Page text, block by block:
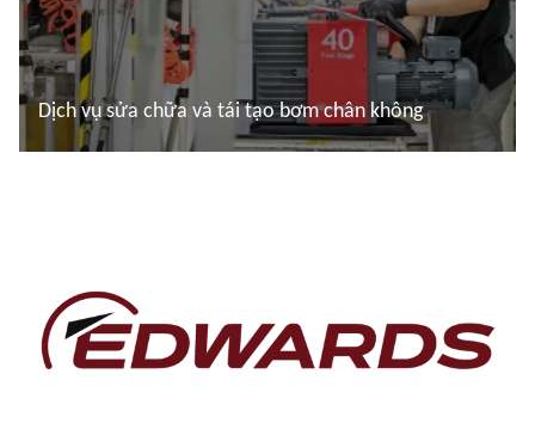
Dịch vụ sửa chữa và tái tạo bơm chân không